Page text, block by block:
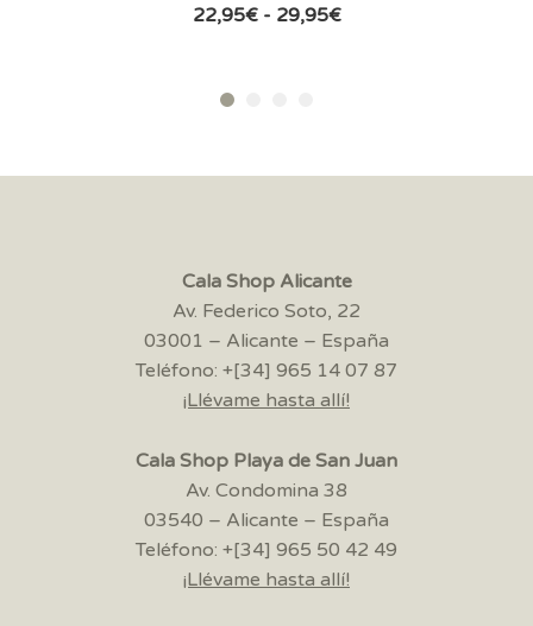
22,95€ - 29,95€Rango
Cala Shop Alicante
Av. Federico Soto, 22
03001 – Alicante – España
Teléfono: +[34] 965 14 07 87
¡Llévame hasta allí!
Cala Shop Playa de San Juan
Av. Condomina 38
03540 – Alicante – España
Teléfono: +[34] 965 50 42 49
¡Llévame hasta allí!